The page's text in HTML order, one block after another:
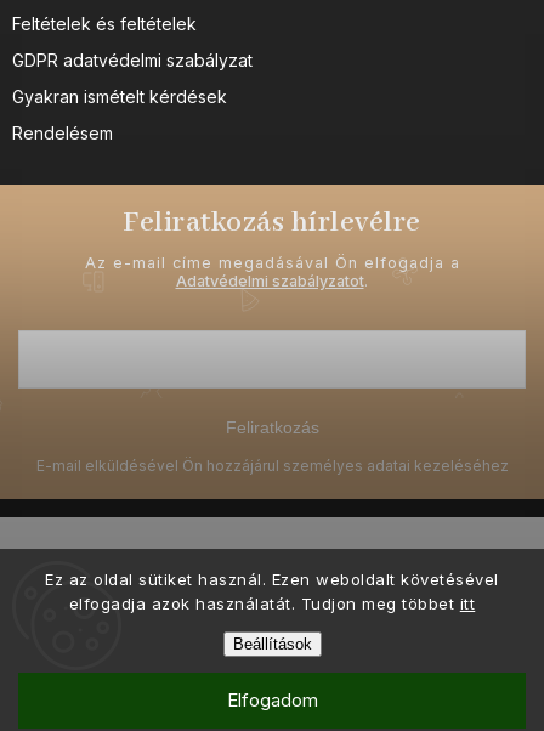
Ez az oldal sütiket használ. Ezen weboldalt követésével
elfogadja azok használatát. Tudjon meg többet itt
Beállítások
Elfogadom
Feltételek és feltételek
GDPR adatvédelmi szabályzat
Gyakran ismételt kérdések
Rendelésem
Feliratkozás hírlevélre
Az e-mail címe megadásával Ön elfogadja a
Adatvédelmi szabályzatot.
Feliratkozás
Shoptet készítette
Ő készítette és kódolta a grafikai tervezést